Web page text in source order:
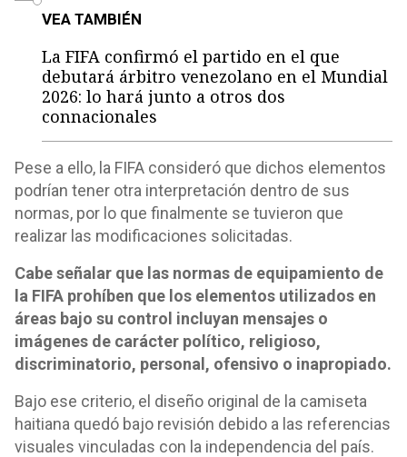
VEA TAMBIÉN
La FIFA confirmó el partido en el que
debutará árbitro venezolano en el Mundial
2026: lo hará junto a otros dos
connacionales
Pese a ello, la FIFA consideró que dichos elementos
podrían tener otra interpretación dentro de sus
normas, por lo que finalmente se tuvieron que
realizar las modificaciones solicitadas.
Cabe señalar que las normas de equipamiento de
la FIFA prohíben que los elementos utilizados en
áreas bajo su control incluyan mensajes o
imágenes de carácter político, religioso,
discriminatorio, personal, ofensivo o inapropiado.
Bajo ese criterio, el diseño original de la camiseta
haitiana quedó bajo revisión debido a las referencias
visuales vinculadas con la independencia del país.